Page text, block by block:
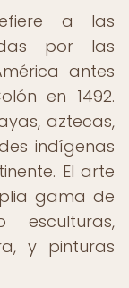
a las
por las
antes
en 1492.
aztecas,
indígenas
El arte
gama de
esculturas,
y pinturas